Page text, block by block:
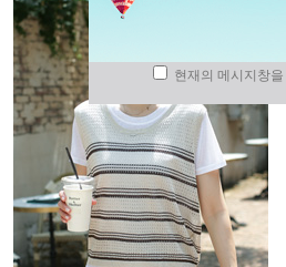
현재의 메시지창을